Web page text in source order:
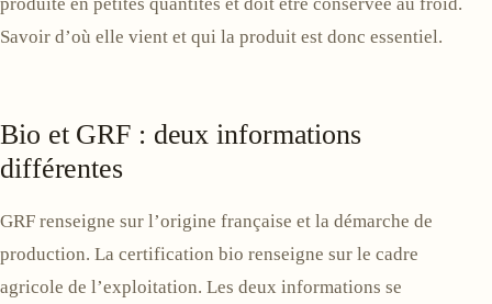
produite en petites quantités et doit être conservée au froid.
Savoir d’où elle vient et qui la produit est donc essentiel.
Bio et GRF : deux informations
différentes
GRF renseigne sur l’origine française et la démarche de
production. La certification bio renseigne sur le cadre
agricole de l’exploitation. Les deux informations se